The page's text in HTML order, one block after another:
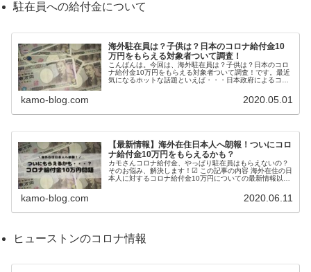
駐在員への給付金について
海外駐在員は？子供は？日本のコロナ給付金10
万円をもらえる対象者ついて調査！
こんばんは。今回は、海外駐在員は？子供は？日本のコロ
ナ給付金10万円をもらえる対象者ついて調査！です。最近
気になるホットな話題といえば・・・日本政府によるコロ
kamo-blog.com 2020.05.01
【最新情報】海外在住日本人へ朗報！ついにコロ
ナ給付金10万円をもらえるかも？
カモさんコロナ給付金、やっぱり駐在員はもらえないの？
そのお悩み、解決します！☑ この記事の内容 海外在住の日
本人に対するコロナ給付金10万円についての最新情報以
kamo-blog.com 2020.06.11
ヒューストンのコロナ情報